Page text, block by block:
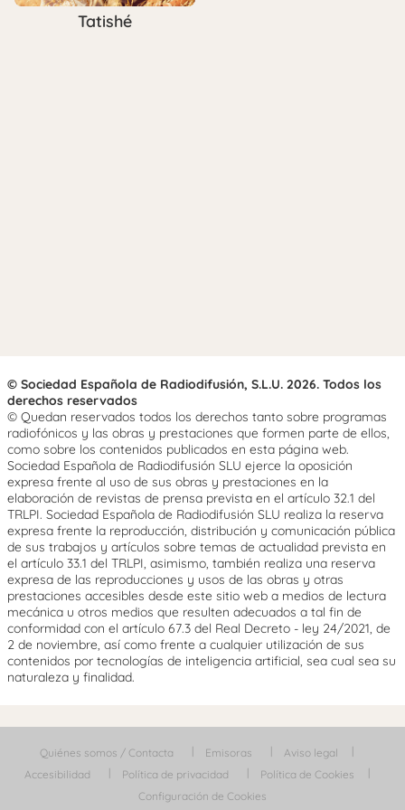
Tatishé
© Sociedad Española de Radiodifusión, S.L.U. 2026. Todos los
derechos reservados
© Quedan reservados todos los derechos tanto sobre programas
radiofónicos y las obras y prestaciones que formen parte de ellos,
como sobre los contenidos publicados en esta página web.
Sociedad Española de Radiodifusión SLU ejerce la oposición
expresa frente al uso de sus obras y prestaciones en la
elaboración de revistas de prensa prevista en el artículo 32.1 del
TRLPI. Sociedad Española de Radiodifusión SLU realiza la reserva
expresa frente la reproducción, distribución y comunicación pública
de sus trabajos y artículos sobre temas de actualidad prevista en
el artículo 33.1 del TRLPI, asimismo, también realiza una reserva
expresa de las reproducciones y usos de las obras y otras
prestaciones accesibles desde este sitio web a medios de lectura
mecánica u otros medios que resulten adecuados a tal fin de
conformidad con el artículo 67.3 del Real Decreto - ley 24/2021, de
2 de noviembre, así como frente a cualquier utilización de sus
contenidos por tecnologías de inteligencia artificial, sea cual sea su
naturaleza y finalidad.
Quiénes somos / Contacta Emisoras
Aviso legal
Accesibilidad
Política de privacidad
Política de Cookies
Configuración de Cookies